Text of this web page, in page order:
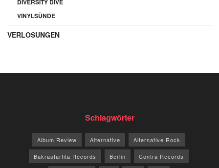
DIVERSITY DIVE
VINYLSÜNDE
VERLOSUNGEN
Schlagwörter
Album Review Alternative Alternative Rock
Bakraufarfita Records Berlin Contra Records